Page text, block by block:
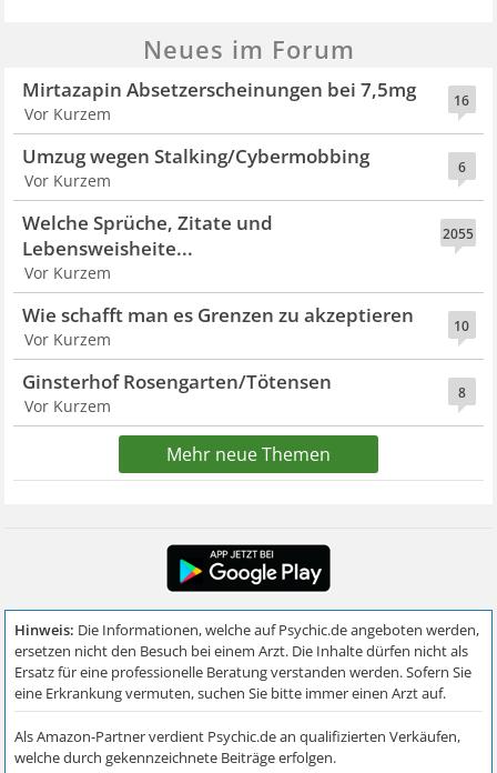
Neues im Forum
16
Mirtazapin Absetzerscheinungen bei 7,5mg
Vor Kurzem
6
Umzug wegen Stalking/Cybermobbing
Vor Kurzem
2055
Welche Sprüche, Zitate und
Lebensweisheite...
Vor Kurzem
10
Wie schafft man es Grenzen zu akzeptieren
Vor Kurzem
8
Ginsterhof Rosengarten/Tötensen
Vor Kurzem
Mehr neue Themen